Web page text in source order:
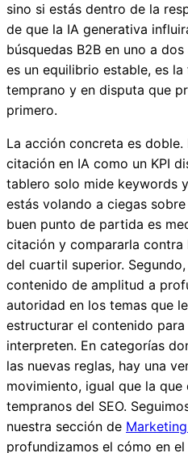
sino si estás dentro de la
de que la IA generativa
búsquedas B2B en uno a
es un equilibrio estable, es
temprano y en disputa que
primero.
La acción concreta es
citación en IA como un KPI
tablero solo mide keywords
estás volando a ciegas
buen punto de partida es
citación y compararla contra
del cuartil superior.
contenido de amplitud a
autoridad en los temas que
estructurar el contenido para
interpreten. En categorías
las nuevas reglas, hay una
movimiento, igual que la
tempranos del SEO.
nuestra sección de
profundizamos el cómo en el